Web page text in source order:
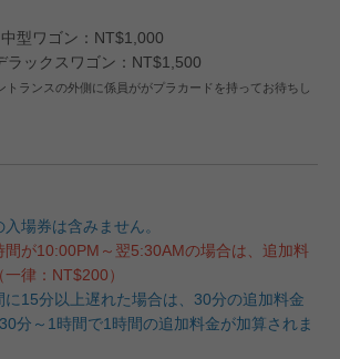
型ワゴン：NT$1,000
ラックスワゴン：NT$1,500
ランスの外側に係員ががプラカードを持ってお待ちし
場券は含みません。
が10:00PM～翌5:30AMの場合は、追加料
律：NT$200）
15分以上遅れた場合は、30分の追加料金
分～1時間で1時間の追加料金が加算されま